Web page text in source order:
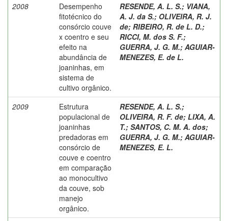
2008
Desempenho
fitotécnico do
consórcio couve
x coentro e seu
efeito na
abundância de
joaninhas, em
sistema de
cultivo orgânico.
RESENDE, A. L. S.; VIANA,
A. J. da S.; OLIVEIRA, R. J.
de; RIBEIRO, R. de L. D.;
RICCI, M. dos S. F.;
GUERRA, J. G. M.; AGUIAR-
MENEZES, E. de L.
2009
Estrutura
populacional de
joaninhas
predadoras em
consórcio de
couve e coentro
em comparação
ao monocultivo
da couve, sob
manejo
orgânico.
RESENDE, A. L. S.;
OLIVEIRA, R. F. de; LIXA, A.
T.; SANTOS, C. M. A. dos;
GUERRA, J. G. M.; AGUIAR-
MENEZES, E. L.